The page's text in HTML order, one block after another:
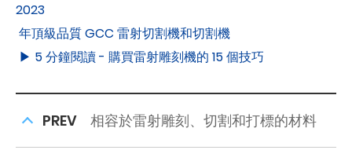
2023
年頂級品質 GCC 雷射切割機和切割機
▶ 5 分鐘閱讀 - 購買雷射雕刻機的 15 個技巧
PREV 相容於雷射雕刻、切割和打標的材料